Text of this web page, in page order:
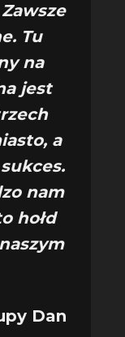
Tu
na
jest
a
nam
hołd
Dan